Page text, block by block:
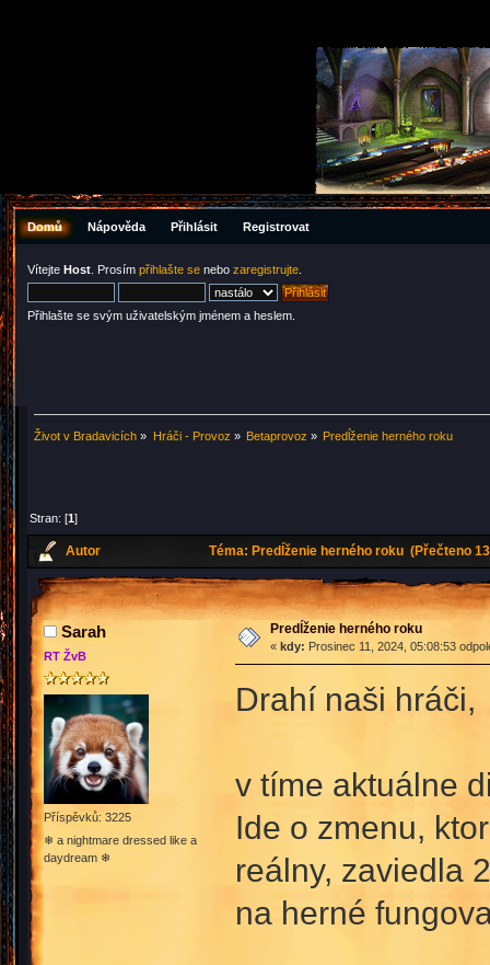
Domů Nápověda Přihlásit Registrovat
Vítejte Host . Prosím přihlašte se nebo zaregistrujte
Přihlašte se svým uživatelským jménem a heslem.
Život v Bradavicích » Hráči - Provoz » Betaprovoz » Predĺženie herného roku
Stran: [1]
Autor Téma: Predĺženie herného roku (Přečteno
Sarah
RT ŽvB
Příspěvků: 3225
❄ a nightmare dressed like a
daydream ❄
Predĺženie herného roku
« kdy: Prosinec 11, 2024, 05:08:53
Drahí naši hráči,
v tíme aktuálne
Ide o zmenu,
reálny, zaviedla
na herné